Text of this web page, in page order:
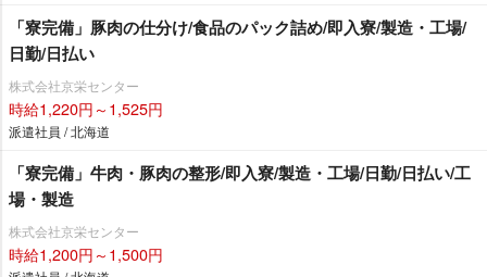
「寮完備」豚肉の仕分け/食品のパック詰め/即入寮/製造・工場/
日勤/日払い
株式会社京栄センター
時給1,220円～1,525円
派遣社員 / 北海道
「寮完備」牛肉・豚肉の整形/即入寮/製造・工場/日勤/日払い/工
場・製造
株式会社京栄センター
時給1,200円～1,500円